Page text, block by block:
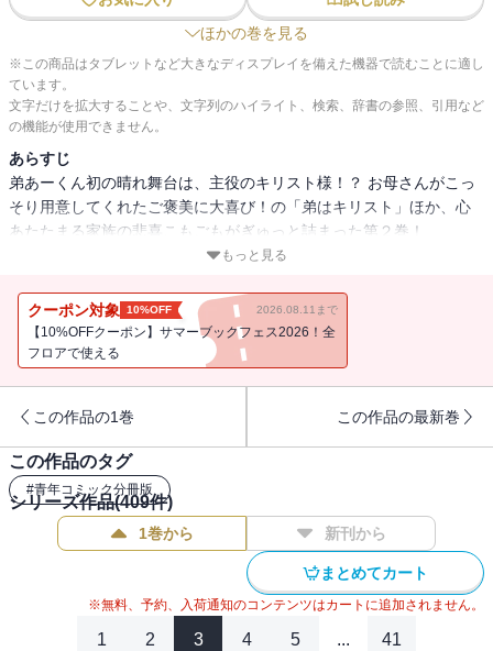
ほかの巻を見る
※この商品はタブレットなど大きなディスプレイを備えた機器で読むことに適し
ています。
文字だけを拡大することや、文字列のハイライト、検索、辞書の参照、引用など
の機能が使用できません。
あらすじ
弟あーくん初の晴れ舞台は、主役のキリスト様！？ お母さんがこっ
そり用意してくれたご褒美に大喜び！の「弟はキリスト」ほか、心
あたたまる家族の悲喜こもごもがぎゅっと詰まった第２巻！
本電子書籍は単行本「エデンの東北 （２）」を分冊したもので
もっと見る
クーポン対象 10%OFF 2026.08.11まで
【10%OFFクーポン】サマーブックフェス2026！全
フロアで使える
この作品の1巻 この作品の最新巻
この作品のタグ
#青年コミック分冊版
シリーズ作品(409件)
1巻から 新刊から
まとめてカート
※無料、予約、入荷通知のコンテンツはカートに追加されません。
1 2 3 4 5 ... 41